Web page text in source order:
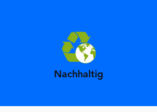
Nachhaltig